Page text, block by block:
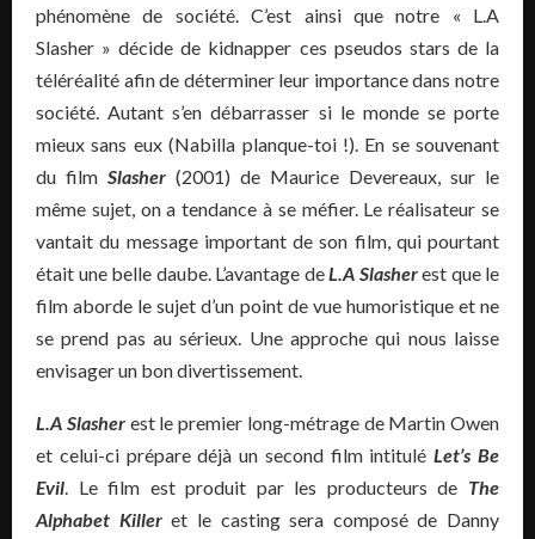
phénomène de société. C’est ainsi que notre « L.A
Slasher » décide de kidnapper ces pseudos stars de la
téléréalité afin de déterminer leur importance dans notre
société. Autant s’en débarrasser si le monde se porte
mieux sans eux (Nabilla planque-toi !). En se souvenant
du film Slasher (2001) de Maurice Devereaux, sur le
même sujet, on a tendance à se méfier. Le réalisateur se
vantait du message important de son film, qui pourtant
était une belle daube. L’avantage deL.A Slasherest que le
film aborde le sujet d’un point de vue humoristique et ne
se prend pas au sérieux. Une approche qui nous laisse
envisager un bon divertissement.
L.A Slasherest le premier long-métrage de Martin Owen
et celui-ci prépare déjà un second film intituléLet’s Be
Evil. Le film est produit par les producteurs de The
Alphabet Killeret le casting sera composé de Danny